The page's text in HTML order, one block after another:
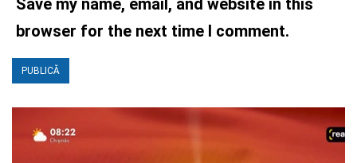
browser for the next time I comment.